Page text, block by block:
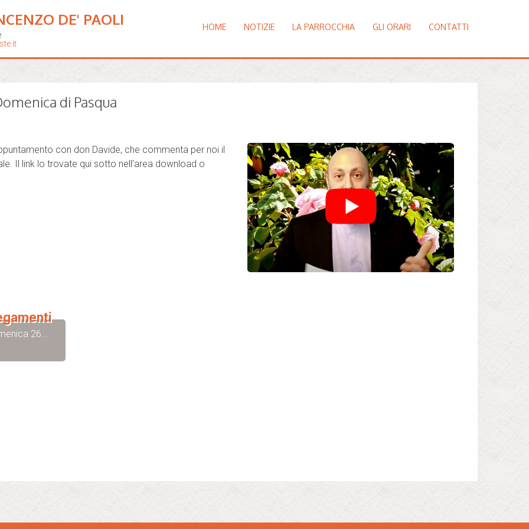
DE' PAOLI HOME NOTIZIE LA PARROCCHIA GLI ORARI CONTATTI
di Pasqua
con don Davide, che commenta per noi il
Il link lo trovate qui sotto nell’area download o
26...